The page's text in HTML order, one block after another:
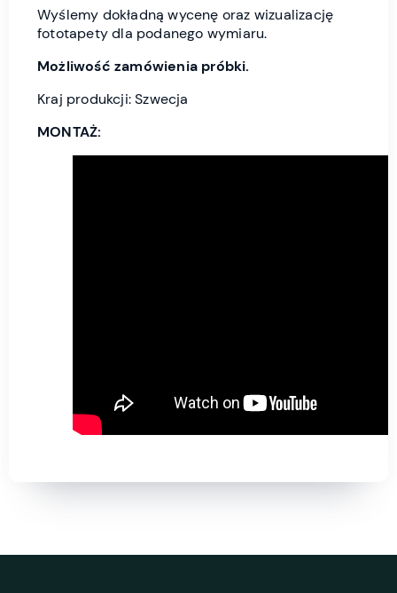
Wyślemy dokładną wycenę oraz wizualizację
fototapety dla podanego wymiaru.
Możliwość zamówienia próbki.
Kraj produkcji: Szwecja
MONTAŻ: